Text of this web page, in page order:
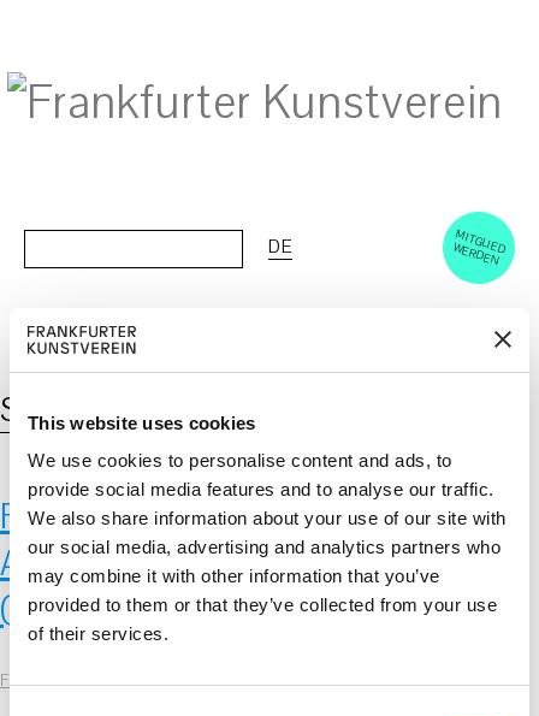
This website uses cookies
We use cookies to personalise content and ads, to
provide social media features and to analyse our traffic.
We also share information about your use of our site with
our social media, advertising and analytics partners who
may combine it with other information that you’ve
provided to them or that they’ve collected from your use
of their services.
M
ITGLIED W
ERD
EN
DE
Schlagwort:Bakterien
Fraunhofer-Institut für
Angewandte Polymerforschung
(IAP)
FKV |19. Oktober 2023